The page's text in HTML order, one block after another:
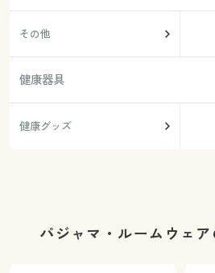
その他
健康器具
健康グッズ
パジャマ・ルームウェア